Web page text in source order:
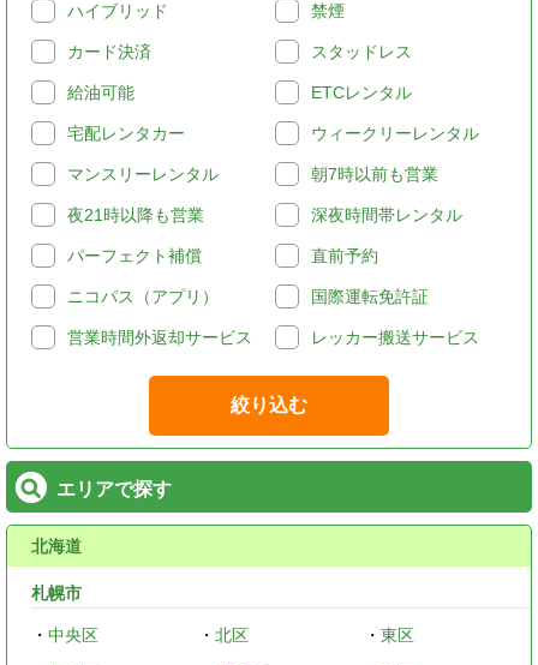
ハイブリッド 禁煙
カード決済 スタッドレス
給油可能 ETCレンタル
宅配レンタカー ウィークリーレンタル
マンスリーレンタル 朝7時以前も営業
夜21時以降も営業 深夜時間帯レンタル
パーフェクト補償 直前予約
ニコパス（アプリ） 国際運転免許証
営業時間外返却サービス レッカー搬送サービス
絞り込む
エリアで探す
北海道
札幌市
・ 中央区 ・ 北区 ・東区